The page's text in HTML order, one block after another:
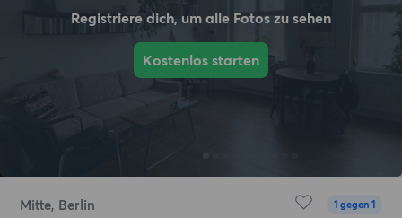
Registriere dich, um alle Fotos zu sehen
Kostenlos starten
Mitte, Berlin 1 gegen 1